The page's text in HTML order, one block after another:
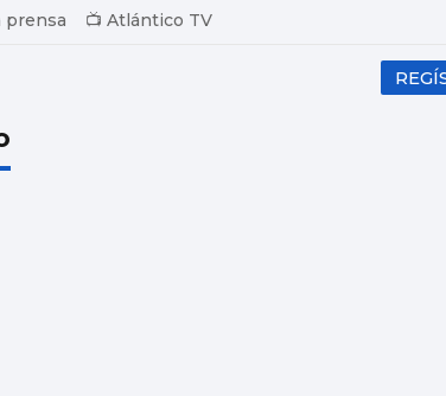
prensa 📺 Atlántico TV